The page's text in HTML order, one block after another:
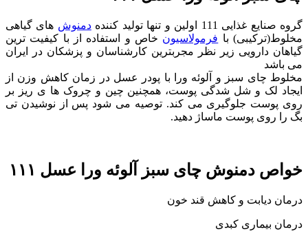
گروه صنایع غذایی 111 اولین و تنها تولید کننده دمنوش های گیاهی
مخلوط(ترکیبی) با فرمولاسیون خاص و استفاده از با کیفیت ترین
گیاهان دارویی زیر نظر مجربترین کارشناسان و پزشکان در ایران
می باشد
مخلوط چای سبز و آلوئه ورا با پودر عسل در زمان کاهش وزن از
ایجاد لک و شل شدگی پوست، همچنین چین و چروک ها ی ریز بر
روی پوست جلوگیری می کند. توصیه می شود پس از نوشیدن تی
بگ را روی پوست ماساژ دهید.
خواص دمنوش چای سبز آلوئه ورا عسل ۱۱۱
درمان دیابت و کاهش قند خون
درمان بیماری کبدی